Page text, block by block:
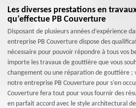
Les diverses prestations en
qu’effectue PB Couverture
Disposant de plusieurs années d’expérience
entreprise PB Couverture dispose des
nécessaire pour pouvoir répondre à tous vos
importe les travaux de gouttière que vous
changement ou une réparation de gouttière ;
notre entreprise PB Couverture pour s’en
Couverture fera tout pour vous fournir des
en parfait accord avec le style architectural